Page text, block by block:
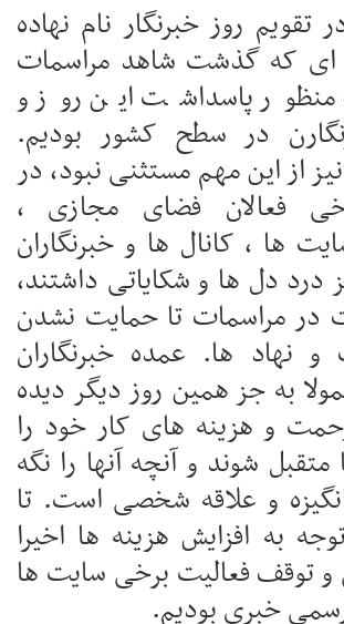
در تقویم روز خبرنگار نام نهاده
ای که گذشت شاهد مراسمات
پاسداشت این روز و
در سطح کشور بودیم.
از این مهم مستثنی نبود، در
فعالان فضای مجازی ،
ها ، کانال ها و خبرنگاران
درد دل ها و شکایاتی داشتند،
در مراسمات تا حمایت نشدن
و نهاد ها. عمده خبرنگاران
به جز همین روز دیگر دیده
و هزینه های کار خود را
شوند و آنچه آنها را نگه
و علاقه شخصی است. تا
به افزایش هزینه ها اخیرا
و توقف فعالیت برخی سایت ها
خبری بودیم.